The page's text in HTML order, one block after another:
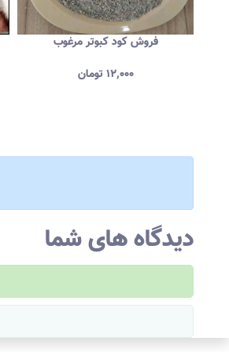
فروش کود کبوتر مرغوب
۱۲,۰۰۰تومان
دیدگاه های شما